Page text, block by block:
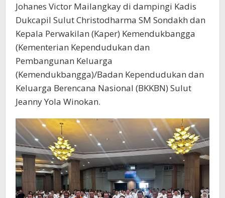
Johanes Victor Mailangkay di dampingi Kadis
Dukcapil Sulut Christodharma SM Sondakh dan
Kepala Perwakilan (Kaper) Kemendukbangga
(Kementerian Kependudukan dan
Pembangunan Keluarga
(Kemendukbangga)/Badan Kependudukan dan
Keluarga Berencana Nasional (BKKBN) Sulut
Jeanny Yola Winokan.